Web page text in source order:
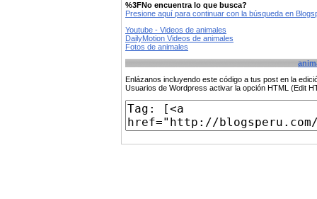
%3FNo encuentra lo que busca?
Presione aquí para continuar con la búsqueda en
Youtube - Videos de animales
DailyMotion Videos de animales
Fotos de animales
Enlázanos incluyendo este código a tus post en la
Usuarios de Wordpress activar la opción HTML (Edit